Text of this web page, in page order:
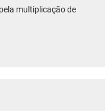
multiplicação de